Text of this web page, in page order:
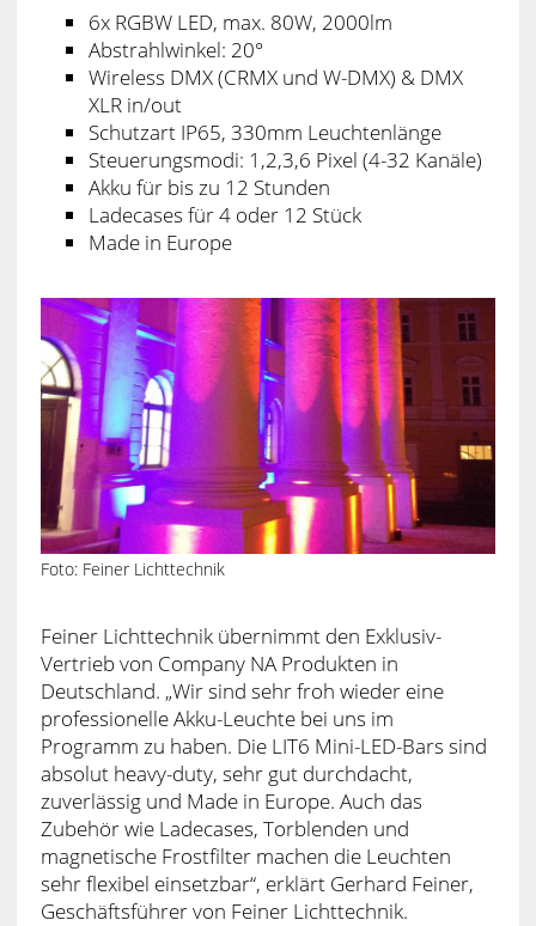
6x RGBW LED, max. 80W, 2000lm
Abstrahlwinkel: 20°
Wireless DMX (CRMX und W-DMX) & DMX
XLR in/out
Schutzart IP65, 330mm Leuchtenlänge
Steuerungsmodi: 1,2,3,6 Pixel (4-32 Kanäle)
Akku für bis zu 12 Stunden
Ladecases für 4 oder 12 Stück
Made in Europe
Foto: Feiner Lichttechnik
Feiner Lichttechnik übernimmt den Exklusiv-
Vertrieb von Company NA Produkten in
Deutschland. „Wir sind sehr froh wieder eine
professionelle Akku-Leuchte bei uns im
Programm zu haben. Die LIT6 Mini-LED-Bars sind
absolut heavy-duty, sehr gut durchdacht,
zuverlässig und Made in Europe. Auch das
Zubehör wie Ladecases, Torblenden und
magnetische Frostfilter machen die Leuchten
sehr flexibel einsetzbar“, erklärt Gerhard Feiner,
Geschäftsführer von Feiner Lichttechnik.